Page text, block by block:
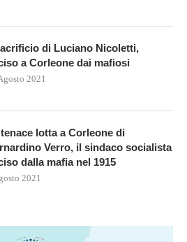
di Luciano Nicoletti,
a Corleone dai mafiosi
2021
lotta a Corleone di
Verro, il sindaco socialista
dalla mafia nel 1915
2021